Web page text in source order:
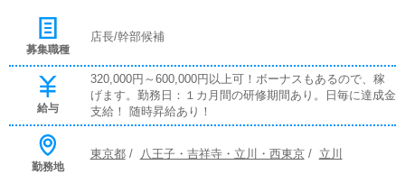
募集職種
店長/幹部候補
給与
320,000円～600,000円以上可！ボーナスもあるので、稼
げます。勤務日：１カ月間の研修期間あり。日毎に達成金
支給！ 随時昇給あり！
勤務地
東京都/ 八王子・吉祥寺・立川・西東京/ 立川